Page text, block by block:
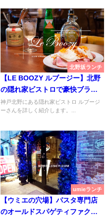
北野坂ランチ
【LE BOOZY ルブージー】北野
の隠れ家ビストロで豪快ブラン
チ【神戸】
神戸北野にある隠れ家ビストロ ルブージ
ーさんを詳しく紹介します。...
umieランチ
【ウミエの穴場】パスタ専門店
のオールドスパゲティファクト